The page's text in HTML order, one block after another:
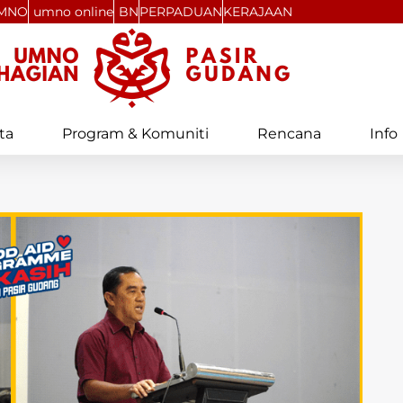
umno online BNPERPADUANKERAJAAN
Program & Komuniti Rencana Info